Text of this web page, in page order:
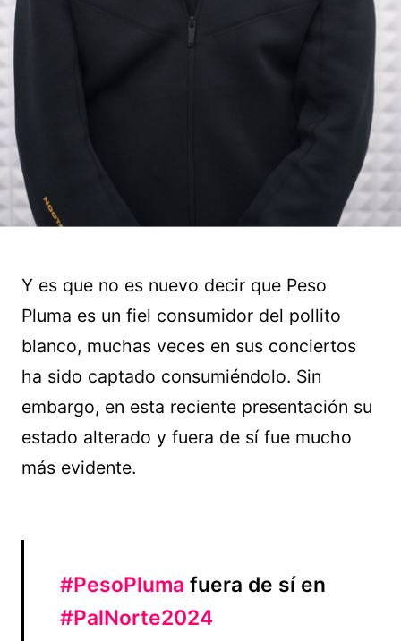
Y es que no es nuevo decir que Peso
Pluma es un fiel consumidor del pollito
blanco, muchas veces en sus conciertos
ha sido captado consumiéndolo. Sin
embargo, en esta reciente presentación su
estado alterado y fuera de sí fue mucho
más evidente.
#PesoPluma fuera de sí en
#PalNorte2024